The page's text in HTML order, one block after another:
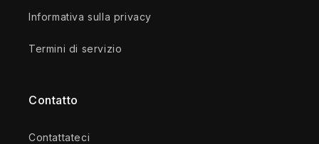
Informativa sulla privacy
Termini di servizio
Contatto
Contattateci